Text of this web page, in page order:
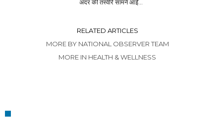
अंदर की तस्वीरें सामने आईं…
RELATED ARTICLES
MORE BY NATIONAL OBSERVER TEAM
MORE IN HEALTH & WELLNESS